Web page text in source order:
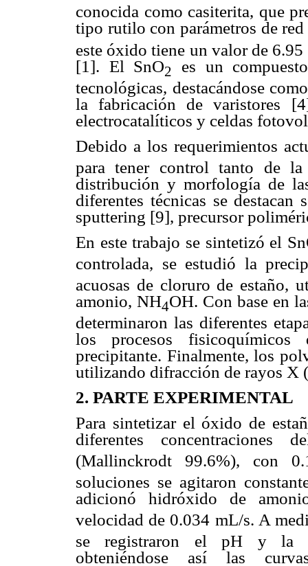
conocida como casiterita, que
tipo rutilo con parámetros de
este óxido tiene un valor de 6.95
[1]. El SnO2
es un
tecnológicas, destacándose
la fabricación de varistores
electrocatalíticos y celdas
Debido a los requerimientos
para tener control tanto de
distribución y morfología de
diferentes técnicas se
sputtering [9], precursor
En este trabajo se sintetizó el
controlada, se estudió la
acuosas de cloruro de estaño,
amonio, NH4OH. Con base en
determinaron las diferentes
los procesos
precipitante. Finalmente, los
utilizando difracción de rayos X
2. PARTE EXPERIMENTAL
Para sintetizar el óxido de
diferentes concentraciones
(Mallinckrodt 99.6%), con
soluciones se agitaron
adicionó hidróxido de
velocidad de 0.034 mL/s. A
se registraron el pH y la
obteniéndose así las